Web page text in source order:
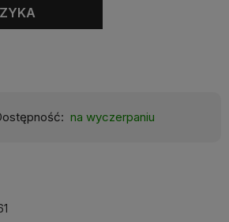
Realizacja: 24 godziny